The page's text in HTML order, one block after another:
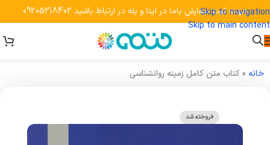
Skip to navigation
Skip to main content
جهت ثبت سفارش باما در ایتا و بله در ارتباط باشید 09205218402
خانه »کتاب متن کامل زمینه روانشناسی
فروخته شد